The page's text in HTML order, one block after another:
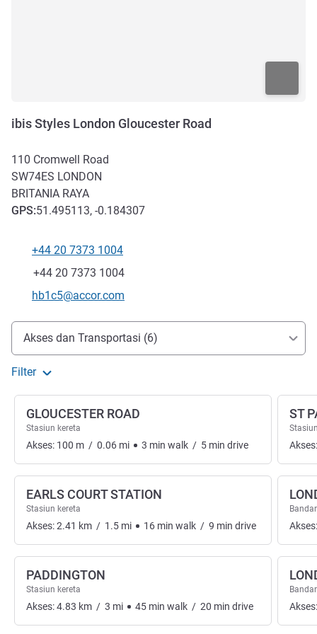
ibis Styles London Gloucester Road
110 Cromwell Road
SW74ES LONDON
BRITANIA RAYA
GPS:51.495113, -0.184307
Telepon
+44 20 7373 1004
Fax
+44 20 7373 1004
Email kontak
hb1c5@accor.com
Akses dan Transportasi
Akses dan Transportasi (6)
Filter
GLOUCESTER ROAD
Stasiun kereta
Akses: 100 m / 0.06 mi 3 min walk / 5 min drive
EARLS COURT STATION
Stasiun kereta
Akses:2.41 km / 1.5 mi 16 min walk / 9 min drive
PADDINGTON
Stasiun kereta
Akses:4.83 km / 3 mi 45 min walk / 20 min drive
ST